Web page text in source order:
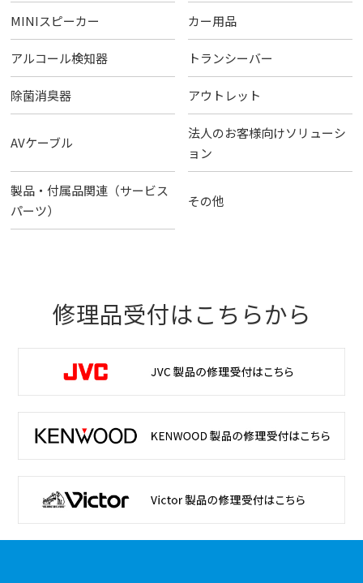
MINIスピーカー カー用品
アルコール検知器 トランシーバー
除菌消臭器 アウトレット
AVケーブル
法人のお客様向けソリューシ
ョン
製品・付属品関連（サービス
パーツ）
その他
修理品受付はこちらから